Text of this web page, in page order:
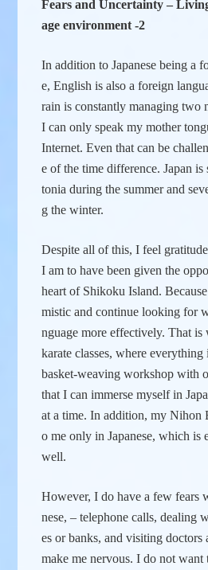
Fears and Uncertainty –
age environment -2
In addition to Japanese being a
e, English is also a foreign
rain is constantly managing two
I can only speak my mother
Internet. Even that can be
e of the time difference. Japan
tonia during the summer and
g the winter.
Despite all of this, I feel
I am to have been given the
heart of Shikoku Island.
mistic and continue looking for
nguage more effectively. That is
karate classes, where everything
basket-weaving workshop with
that I can immerse myself in
at a time. In addition, my Nihon
o me only in Japanese, which is
well.
However, I do have a few fears
nese, – telephone calls, dealing
es or banks, and visiting doctors
make me nervous. I do not